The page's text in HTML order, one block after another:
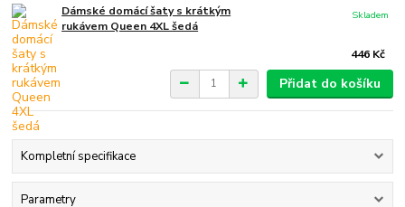
Dámské domácí šaty s krátkým
rukávem Queen 4XL šedá
446 Kč
Skladem
Přidat do košíku
Kompletní specifikace
Parametry